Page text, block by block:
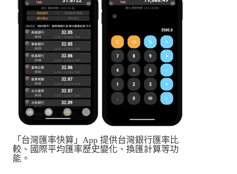
「台灣匯率快算」App 提供台灣銀行匯率比
較、國際平均匯率歷史變化、換匯計算等功
能。